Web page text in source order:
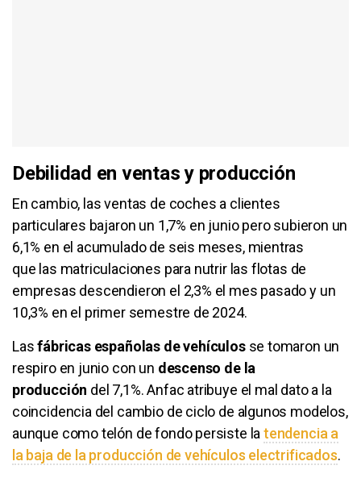
Debilidad en ventas y producción
En cambio, las ventas de coches a clientes
particulares bajaron un 1,7% en junio pero subieron un
6,1% en el acumulado de seis meses, mientras
que las matriculaciones para nutrir las flotas de
empresas descendieron el 2,3% el mes pasado y un
10,3% en el primer semestre de 2024.
Lasfábricas españolas de vehículos se tomaron un
respiro en junio con un descenso de la
producción del 7,1%. Anfac atribuye el mal dato a la
coincidencia del cambio de ciclo de algunos modelos,
aunque como telón de fondo persiste la tendencia a
la baja de la producción de vehículos electrificados.